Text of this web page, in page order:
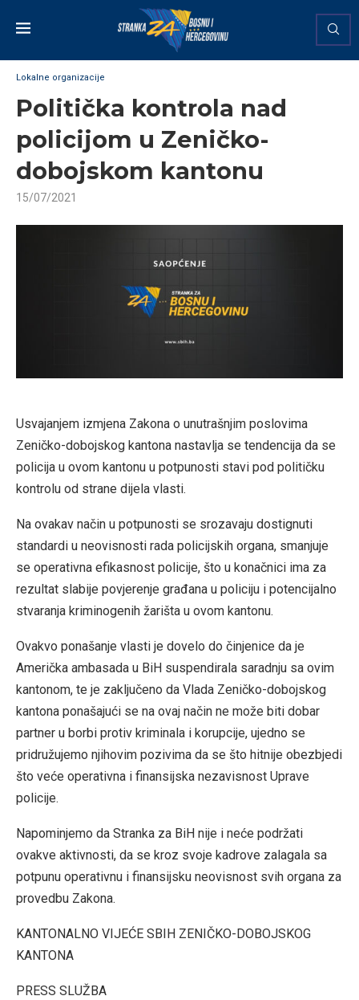
Lokalne organizacije
Politička kontrola nad
policijom u Zeničko-
dobojskom kantonu
15/07/2021
Usvajanjem izmjena Zakona o unutrašnjim poslovima
Zeničko-dobojskog kantona nastavlja se tendencija da se
policija u ovom kantonu u potpunosti stavi pod političku
kontrolu od strane dijela vlasti.
Na ovakav način u potpunosti se srozavaju dostignuti
standardi u neovisnosti rada policijskih organa, smanjuje
se operativna efikasnost policije, što u konačnici ima za
rezultat slabije povjerenje građana u policiju i potencijalno
stvaranja kriminogenih žarišta u ovom kantonu.
Ovakvo ponašanje vlasti je dovelo do činjenice da je
Američka ambasada u BiH suspendirala saradnju sa ovim
kantonom, te je zaključeno da Vlada Zeničko-dobojskog
kantona ponašajući se na ovaj način ne može biti dobar
partner u borbi protiv kriminala i korupcije, ujedno se
pridružujemo njihovim pozivima da se što hitnije obezbjedi
što veće operativna i finansijska nezavisnost Uprave
policije.
Napominjemo da Stranka za BiH nije i neće podržati
ovakve aktivnosti, da se kroz svoje kadrove zalagala sa
potpunu operativnu i finansijsku neovisnost svih organa za
provedbu Zakona.
KANTONALNO VIJEĆE SBIH ZENIČKO-DOBOJSKOG
KANTONA
PRESS SLUŽBA